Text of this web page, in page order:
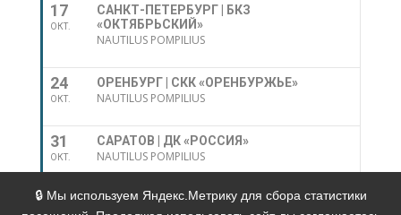
17
ОКТ.
САНКТ-ПЕТЕРБУРГ | БКЗ
«ОКТЯБРЬСКИЙ»
NAUTILUS POMPILIUS
24
ОКТ.
ОРЕНБУРГ | СКК «ОРЕНБУРЖЬЕ»
NAUTILUS POMPILIUS
31
ОКТ.
САРАТОВ | ДК «РОССИЯ»
NAUTILUS POMPILIUS
🔒 Мы используем Яндекс.Метрику для сбора статистики